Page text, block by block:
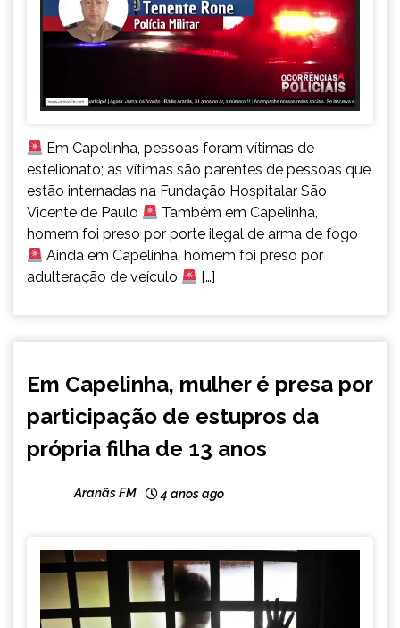
Em Capelinha, pessoas foram vítimas de
estelionato; as vítimas são parentes de pessoas que
estão internadas na Fundação Hospitalar São
Vicente de Paulo
Também em Capelinha,
homem foi preso por porte ilegal de arma de fogo
Ainda em Capelinha, homem foi preso por
adulteração de veículo
[…]
MINAS
GERAIS
Em Capelinha, mulher é presa por
participação de estupros da
própria filha de 13 anos
Aranãs FM 4 anos ago